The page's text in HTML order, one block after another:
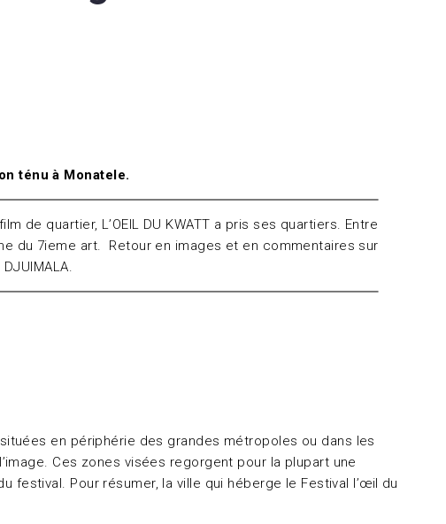
ténu à Monatele.
de quartier, L’OEIL DU KWATT a pris ses quartiers. Entre
du 7ieme art. Retour en images et en commentaires sur
en périphérie des grandes métropoles ou dans les
Ces zones visées regorgent pour la plupart une
Pour résumer, la ville qui héberge le Festival l’œil du